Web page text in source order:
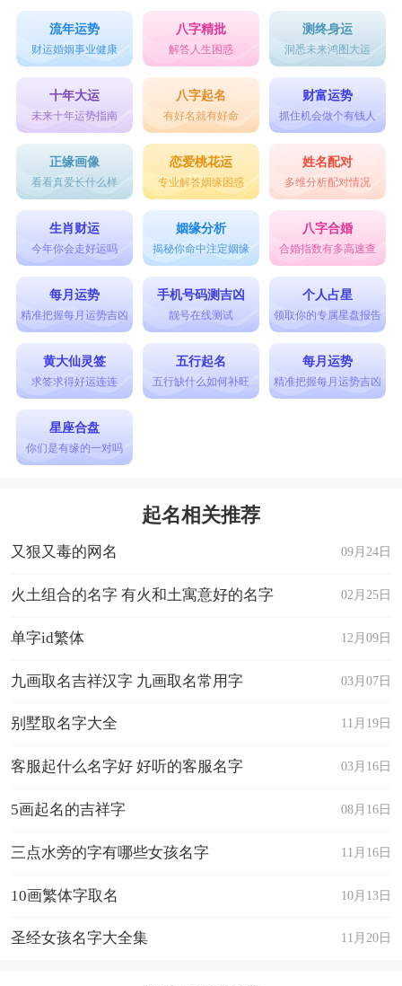
流年运势
财运婚姻事业健康
八字精批
解答人生困惑
测终身运
洞悉未来鸿图大运
十年大运
未来十年运势指南
八字起名
有好名就有好命
财富运势
抓住机会做个有钱人
正缘画像
看看真爱长什么样
恋爱桃花运
专业解答姻缘困惑
姓名配对
多维分析配对情况
生肖财运
今年你会走好运吗
姻缘分析
揭秘你命中注定姻缘
八字合婚
合婚指数有多高速查
每月运势
精准把握每月运势吉凶
手机号码测吉凶
靓号在线测试
个人占星
领取你的专属星盘报告
黄大仙灵签
求签求得好运连连
五行起名
五行缺什么如何补旺
每月运势
精准把握每月运势吉凶
星座合盘
你们是有缘的一对吗
起名相关推荐
09月24日
又狠又毒的网名
02月25日
火土组合的名字 有火和土寓意好的名字
12月09日
单字id繁体
03月07日
九画取名吉祥汉字 九画取名常用字
11月19日
别墅取名字大全
03月16日
客服起什么名字好 好听的客服名字
08月16日
5画起名的吉祥字
11月16日
三点水旁的字有哪些女孩名字
10月13日
10画繁体字取名
11月20日
圣经女孩名字大全集